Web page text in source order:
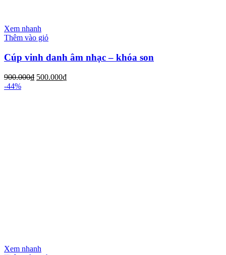
Xem nhanh
Thêm vào giỏ
Cúp vinh danh âm nhạc – khóa son
900.000₫ 500.000₫
-44%
Xem nhanh